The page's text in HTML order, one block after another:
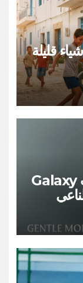
قليلة
سامسونج تكشف عن نظارات Galaxy